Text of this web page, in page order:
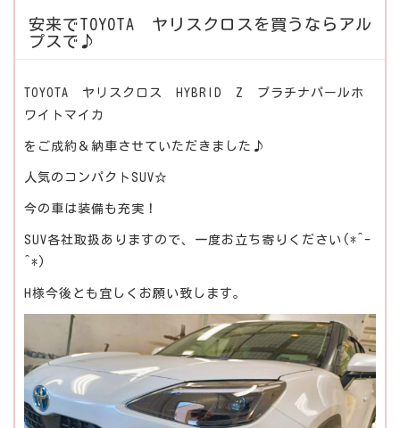
安来でTOYOTA ヤリスクロスを買うならアル
プスで♪
TOYOTA ヤリスクロス HYBRID Z プラチナパールホ
ワイトマイカ
をご成約＆納車させていただきました♪
人気のコンパクトSUV☆
今の車は装備も充実！
SUV各社取扱ありますので、一度お立ち寄りください(*^-
^*)
H様今後とも宜しくお願い致します。